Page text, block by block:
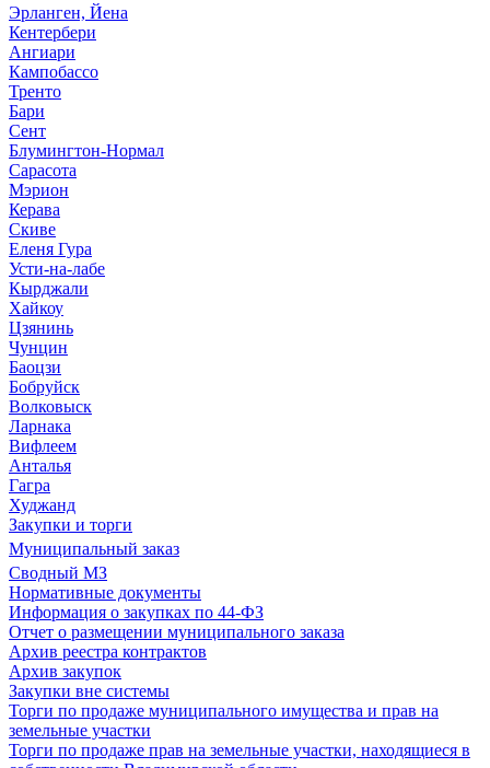
Эрланген, Йена
Кентербери
Ангиари
Кампобассо
Тренто
Бари
Сент
Блумингтон-Нормал
Сарасота
Мэрион
Керава
Скиве
Еленя Гура
Усти-на-лабе
Кырджали
Хайкоу
Цзянинь
Чунцин
Баоцзи
Бобруйск
Волковыск
Ларнака
Вифлеем
Анталья
Гагра
Худжанд
Закупки и торги
Муниципальный заказ
Сводный МЗ
Нормативные документы
Информация о закупках по 44-ФЗ
Отчет о размещении муниципального заказа
Архив реестра контрактов
Архив закупок
Закупки вне системы
Торги по продаже муниципального имущества и прав на
земельные участки
Торги по продаже прав на земельные участки, находящиеся в